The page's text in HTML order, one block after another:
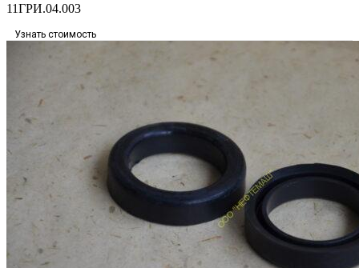
11ГРИ.04.003
Узнать стоимость